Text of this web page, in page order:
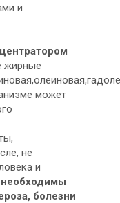
и
жирные
может
не
и
болезни